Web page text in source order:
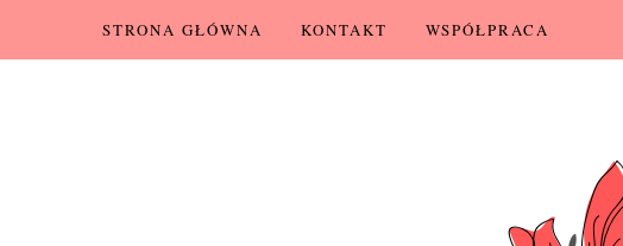
STRONA GŁÓWNA KONTAKT WSPÓŁPRACA